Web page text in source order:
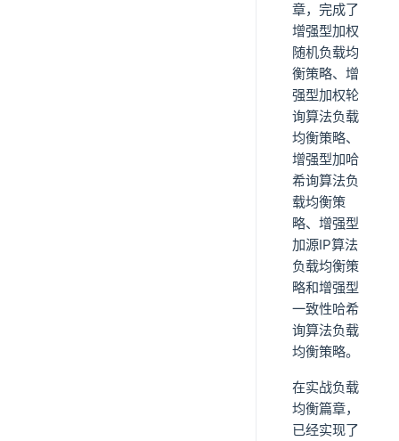
章，完成了
增强型加权
随机负载均
衡策略、增
强型加权轮
询算法负载
均衡策略、
增强型加哈
希询算法负
载均衡策
略、增强型
加源IP算法
负载均衡策
略和增强型
一致性哈希
询算法负载
均衡策略。
在实战负载
均衡篇章，
已经实现了